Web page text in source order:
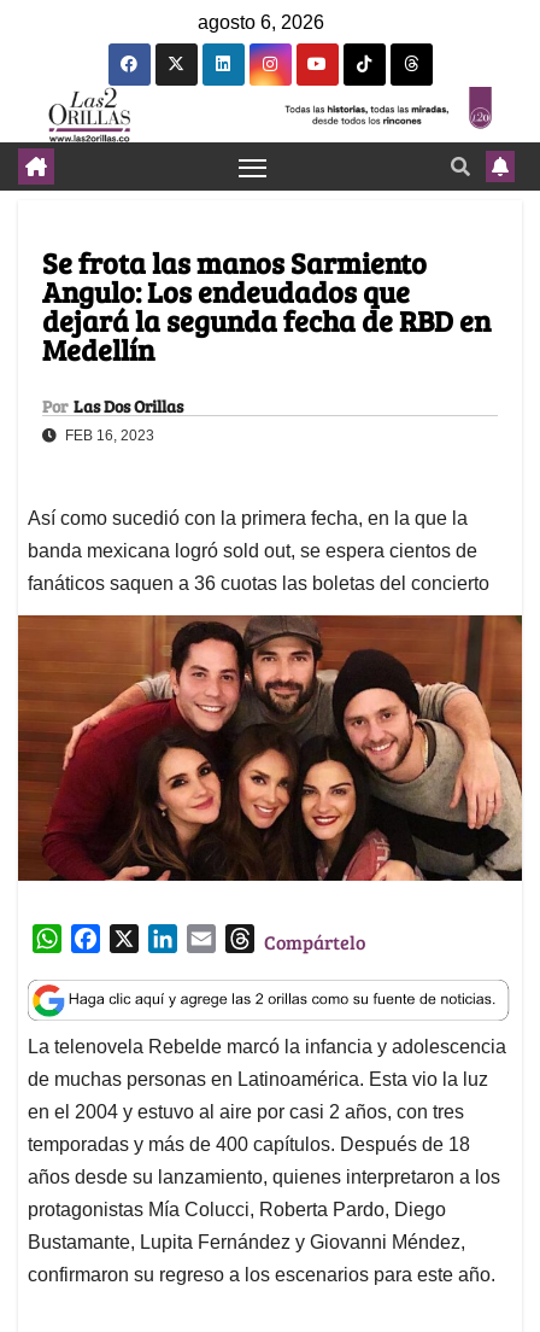
agosto 6, 2026
Se frota las manos Sarmiento
Angulo: Los endeudados que
dejará la segunda fecha de RBD en
Medellín
Por Las Dos Orillas
FEB 16, 2023
Así como sucedió con la primera fecha, en la que la
banda mexicana logró sold out, se espera cientos de
fanáticos saquen a 36 cuotas las boletas del concierto
W
a
t
s
A
p
p
c
e
b
o
o
k
n
k
e
d
I
n
a
i
l
T
r
e
a
d
s
Compártelo
La telenovela Rebelde marcó la infancia y adolescencia
de muchas personas en Latinoamérica. Esta vio la luz
en el 2004 y estuvo al aire por casi 2 años, con tres
temporadas y más de 400 capítulos. Después de 18
años desde su lanzamiento, quienes interpretaron a los
protagonistas Mía Colucci, Roberta Pardo, Diego
Bustamante, Lupita Fernández y Giovanni Méndez,
confirmaron su regreso a los escenarios para este año.